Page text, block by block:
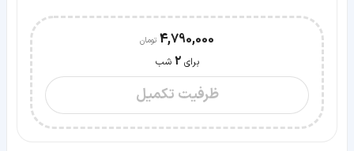
4,790,000
برای2 شب
ظرفیت تکمیل